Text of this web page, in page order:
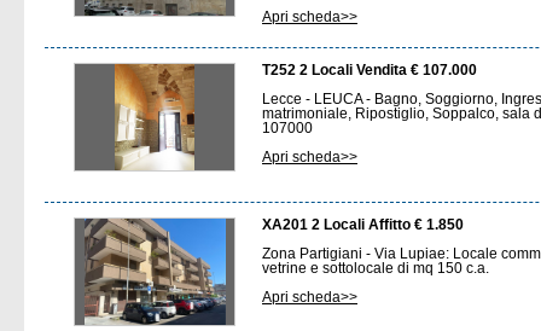
Apri scheda>>
T252 2 Locali Vendita € 107.000
Lecce - LEUCA - Bagno, Soggiorno,
matrimoniale, Ripostiglio, Soppalco, sala
107000
Apri scheda>>
XA201 2 Locali Affitto € 1.850
Zona Partigiani - Via Lupiae: Locale
vetrine e sottolocale di mq 150 c.a.
Apri scheda>>